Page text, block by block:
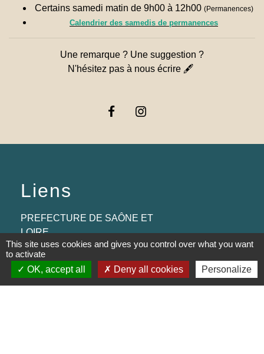
Certains samedi matin de 9h00 à 12h00 (Permanences)
Calendrier des samedis de permanences
Une remarque ? Une suggestion ?
N'hésitez pas à nous écrire 🖋
Liens
PREFECTURE DE SAÔNE ET
LOIRE
RÉGION BOURGOGNE-
FRANCHE-COMTE
This site uses cookies and gives you control over what you want
to activate
OK, accept all
Deny all cookies Personalize